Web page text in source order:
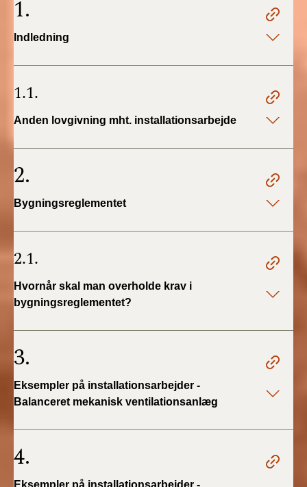
BR18 (1/1 - 30/6
2021)
2020)
BR18 (10/3-30/6
BR18 (1/1-9/3 2020)
2019)
BR18 (1/7-31/12
1.
Indledning
1.1.
Anden lovgivning mht. installationsarbejde
2.
Bygningsreglementet
2.1.
Hvornår skal man overholde krav i
bygningsreglementet?
3.
Eksempler på installationsarbejder -
Balanceret mekanisk ventilationsanlæg
4.
Eksempler på installationsarbejder -